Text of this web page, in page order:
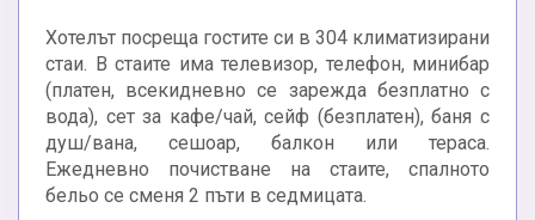
Хотелът посреща гостите си в 304 климатизирани
стаи. В стаите има телевизор, телефон, минибар
(платен, всекидневно се зарежда безплатно с
вода), сет за кафе/чай, сейф (безплатен), баня с
душ/вана, сешоар, балкон или тераса.
Ежедневно почистване на стаите, спалното
бельо се сменя 2 пъти в седмицата.